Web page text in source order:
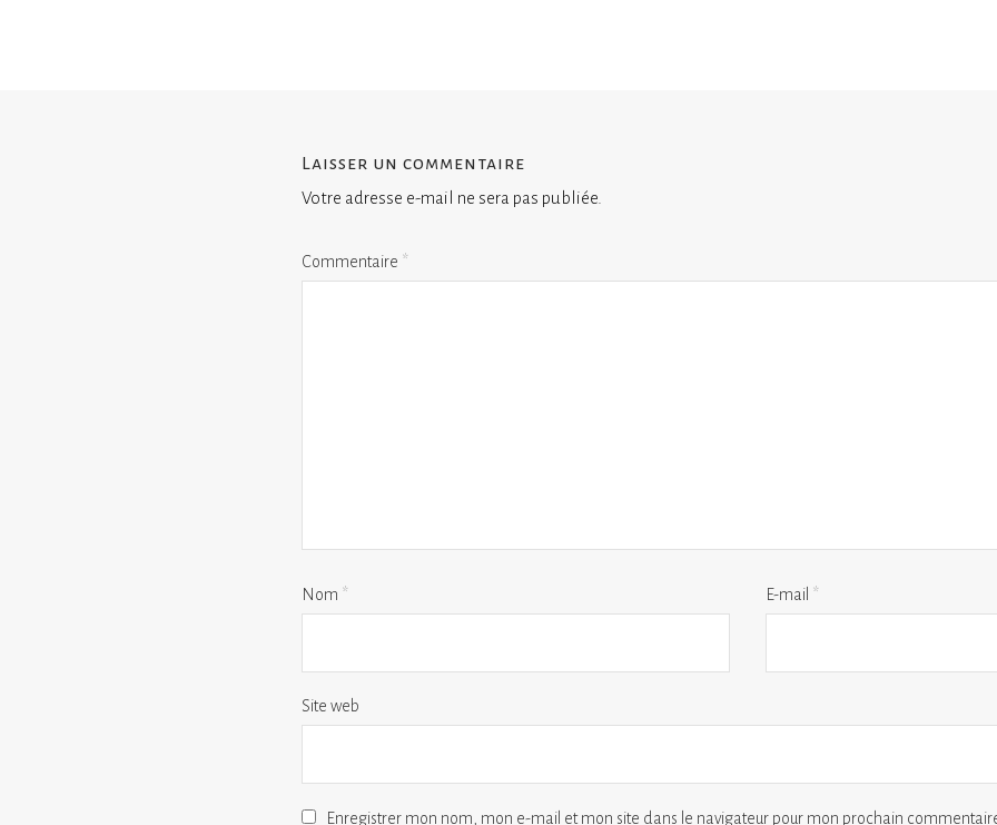
Laisser un commentaire
Votre adresse e-mail ne sera pas publiée.
Commentaire *
Nom * E-mail *
Site web
Enregistrer mon nom, mon e-mail et mon site dans le navigateur pour mon prochain